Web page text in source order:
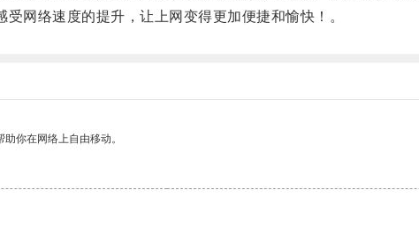
络速度的提升，让上网变得更加便捷和愉快！。
你在网络上自由移动。